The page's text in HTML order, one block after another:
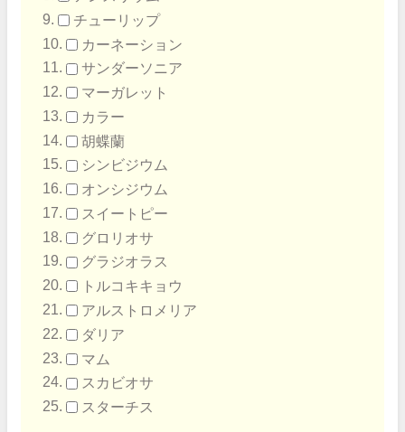
チューリップ
カーネーション
サンダーソニア
マーガレット
カラー
胡蝶蘭
シンビジウム
オンシジウム
スイートピー
グロリオサ
グラジオラス
トルコキキョウ
アルストロメリア
ダリア
マム
スカビオサ
スターチス